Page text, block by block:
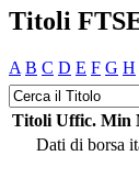
Titoli
A B C D E F G H
Titoli Uffic. Min
Dati di borsa